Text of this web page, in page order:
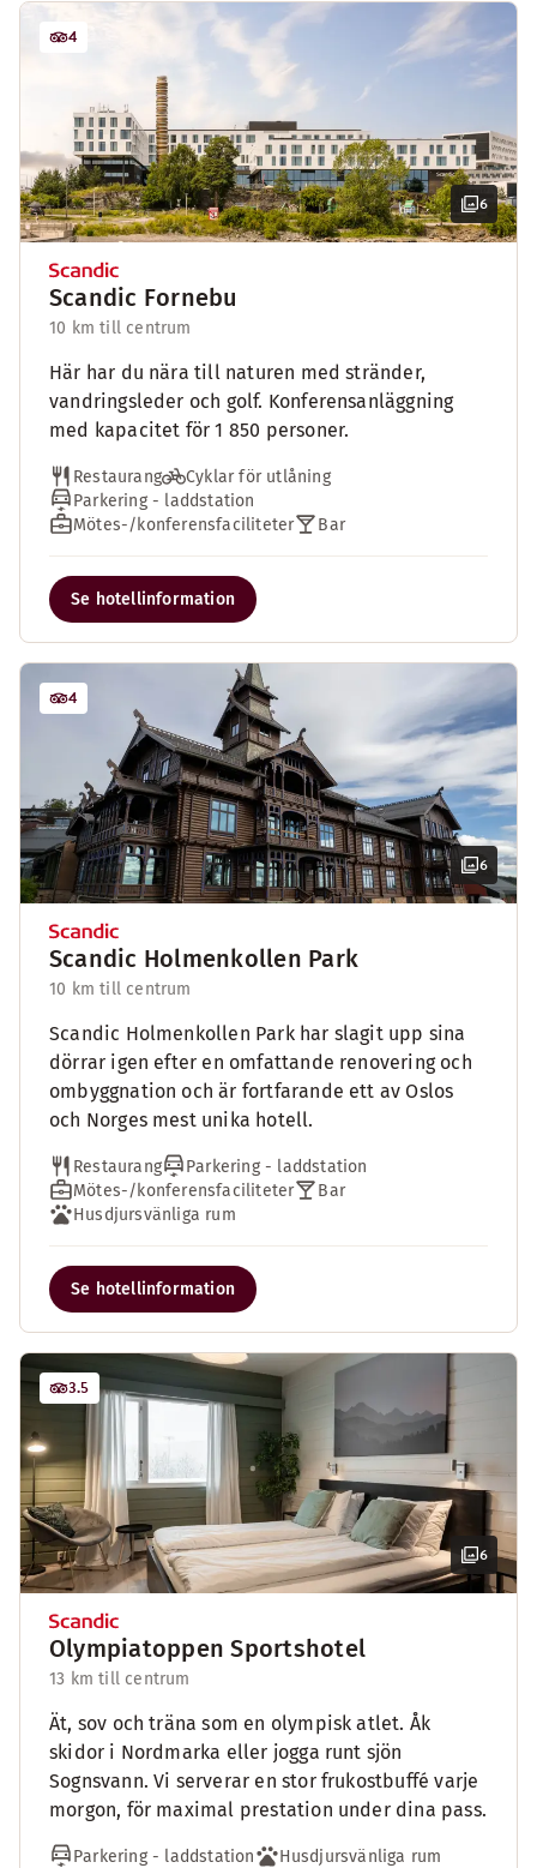
6
4
Scandic Fornebu
10 km till centrum
Här har du nära till naturen med stränder,
vandringsleder och golf. Konferensanläggning
med kapacitet för 1 850 personer.
Restaurang
Cyklar för utlåning
Parkering - laddstation
Mötes-/konferensfaciliteter
Bar
Se hotellinformation
6
4
Scandic Holmenkollen Park
10 km till centrum
Scandic Holmenkollen Park har slagit upp sina
dörrar igen efter en omfattande renovering och
ombyggnation och är fortfarande ett av Oslos
och Norges mest unika hotell.
Restaurang
Parkering - laddstation
Mötes-/konferensfaciliteter
Bar
Husdjursvänliga rum
Se hotellinformation
6
3.5
Olympiatoppen Sportshotel
13 km till centrum
Ät, sov och träna som en olympisk atlet. Åk
skidor i Nordmarka eller jogga runt sjön
Sognsvann. Vi serverar en stor frukostbuffé varje
morgon, för maximal prestation under dina pass.
Parkering - laddstation
Husdjursvänliga rum